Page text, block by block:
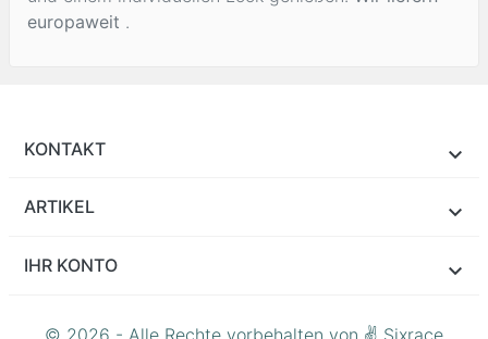
europaweit .
KONTAKT
ARTIKEL
IHR KONTO
© 2026 - Alle Rechte vorbehalten von ✌ Sixrace